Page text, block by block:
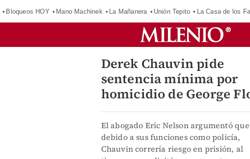
Bloqueos HOY Mano Machinek La Mañanera Unión Tepito La Casa de los
Derek Chauvin pide
sentencia mínima por
homicidio de George
El abogado Eric Nelson argumentó
debido a sus funciones como policía,
Chauvin correría riesgo en prisión, al